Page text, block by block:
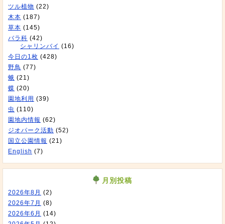
ツル植物 (22)
木本 (187)
草本 (145)
バラ科 (42)
シャリンバイ (16)
今日の1枚 (428)
野鳥 (77)
蛾 (21)
蝶 (20)
園地利用 (39)
虫 (110)
園地内情報 (62)
ジオパーク活動 (52)
国立公園情報 (21)
English (7)
月別投稿
2026年8月 (2)
2026年7月 (8)
2026年6月 (14)